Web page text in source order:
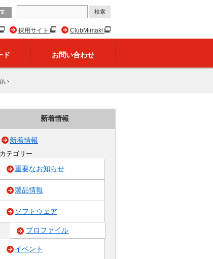
ClubMimaki
採用サイト
ド お問い合わせ
い
新着情報
新着情報
カテゴリー
重要なお知らせ
製品情報
ソフトウェア
プロファイル
イベント